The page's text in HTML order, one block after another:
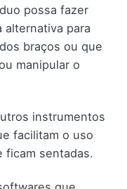
possa fazer
alternativa para
braços ou que
manipular o
instrumentos
facilitam o uso
ficam sentadas.